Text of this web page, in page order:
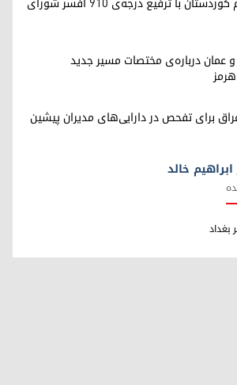
و عمان درباره‌ی مختصات مسیر جدید
برای تفحص در دارایی‌های مدیران پیشین
خالد
بغداد